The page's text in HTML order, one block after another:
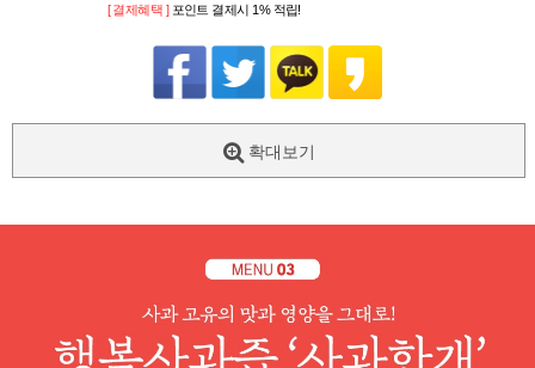
[ 결제혜택 ] 포인트 결제시 1% 적립!
확대보기